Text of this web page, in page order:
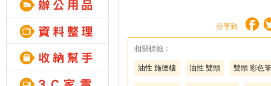
分享到
相關標籤：
油性 施德樓 油性 雙頭 雙頭 彩色筆